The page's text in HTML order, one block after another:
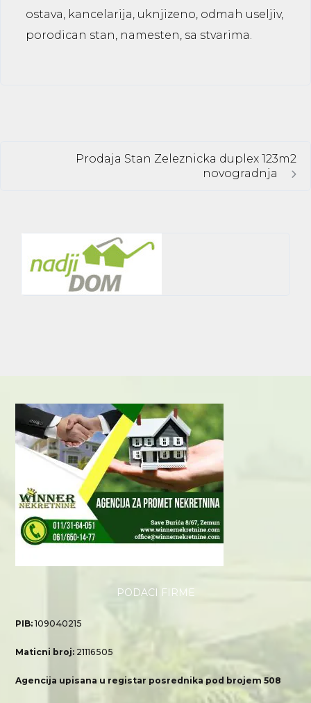
ostava, kancelarija, uknjizeno, odmah useljiv,
porodican stan, namesten, sa stvarima.
Prodaja Stan Zeleznicka duplex 123m2
novogradnja
PODACI FIRME
PIB:109040215
Maticni broj: 21116505
Agencija upisana u registar posrednika pod brojem 508